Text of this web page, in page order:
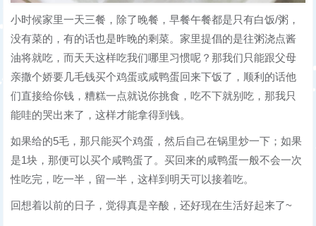
小时候家里一天三餐，除了晚餐，早餐午餐都是只有白饭/粥，
没有菜的，有的话也是昨晚的剩菜。家里提倡的是往粥浇点酱
油将就吃，而天天这样吃我们哪里习惯呢？那我们只能跟父母
亲撒个娇要几毛钱买个鸡蛋或咸鸭蛋回来下饭了，顺利的话他
们直接给你钱，糟糕一点就说你挑食，吃不下就别吃，那我只
能哇的哭出来了，这样才能拿得到钱。
如果给的5毛，那只能买个鸡蛋，然后自己在锅里炒一下；如果
是1块，那便可以买个咸鸭蛋了。买回来的咸鸭蛋一般不会一次
性吃完，吃一半，留一半，这样到明天可以接着吃。
回想着以前的日子，觉得真是辛酸，还好现在生活好起来了~